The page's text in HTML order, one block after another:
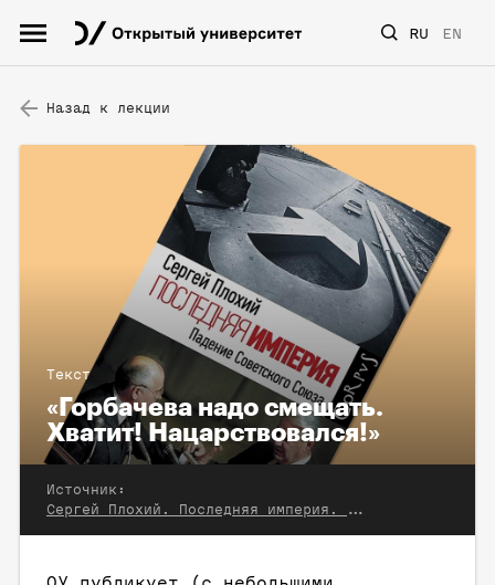
RU EN
Назад к лекции
Текст
«Горбачева надо смещать.
Хватит! Нацарствовался!»
Источник:
Сергей Плохий. Последняя империя. Падение Советского Союза. М.: Corpus, 2016